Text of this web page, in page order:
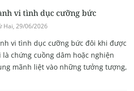
vi tình dục cưỡng bức
Hai, 29/06/2026
vi tình dục cưỡng bức đôi khi được
là chứng cuồng dâm hoặc nghiện
mãnh liệt vào những tưởng tượng,